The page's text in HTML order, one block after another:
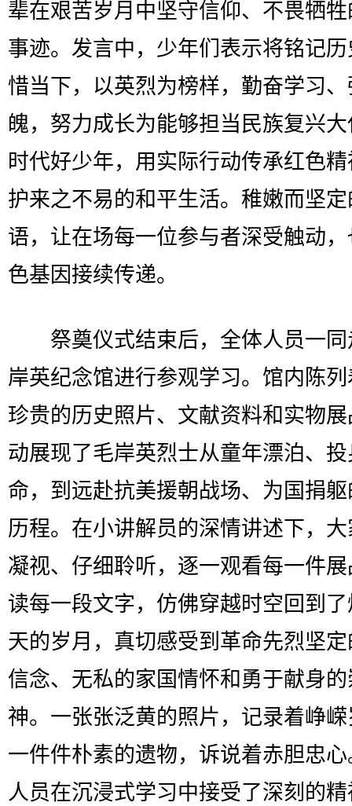
辈在艰苦岁月中坚守信仰、不畏牺
事迹。发言中，少年们表示将铭记
惜当下，以英烈为榜样，勤奋学习
魄，努力成长为能够担当民族复兴
时代好少年，用实际行动传承红色
护来之不易的和平生活。稚嫩而坚
语，让在场每一位参与者深受触动
色基因接续传递。
祭奠仪式结束后，全体人员一同
岸英纪念馆进行参观学习。馆内陈
珍贵的历史照片、文献资料和实物
动展现了毛岸英烈士从童年漂泊、
命，到远赴抗美援朝战场、为国捐
历程。在小讲解员的深情讲述下，
凝视、仔细聆听，逐一观看每一件
读每一段文字，仿佛穿越时空回到
天的岁月，真切感受到革命先烈坚
信念、无私的家国情怀和勇于献身
神。一张张泛黄的照片，记录着峥
一件件朴素的遗物，诉说着赤胆忠
人员在沉浸式学习中接受了深刻的